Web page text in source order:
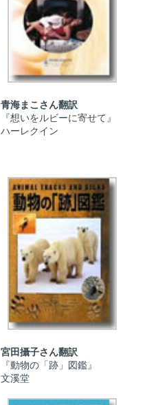
青海まこさん翻訳
『想いをルビーに寄せて』
ハーレクイン
宮田攝子さん翻訳
『動物の「跡」図鑑』
文溪堂